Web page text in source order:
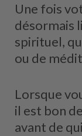
Une fois
désormais
spirituel,
ou de
Lorsque
il est bon
avant de